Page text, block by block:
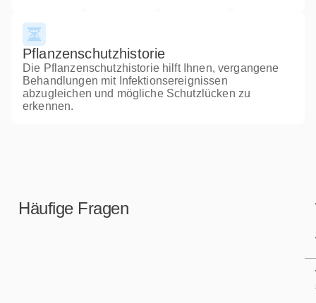
Pflanzenschutzhistorie
Die Pflanzenschutzhistorie hilft Ihnen, vergangene
Behandlungen mit Infektionsereignissen
abzugleichen und mögliche Schutzlücken zu
erkennen.
Häufige Fragen